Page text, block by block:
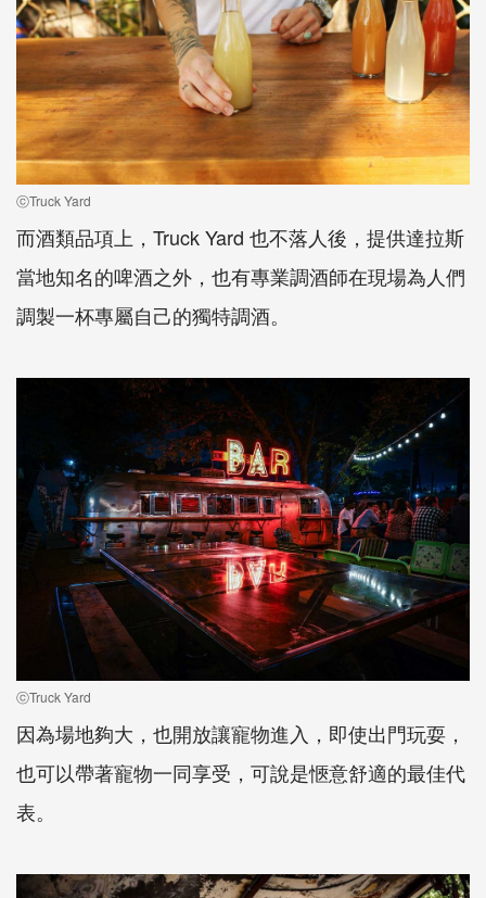
ⓒTruck Yard
而酒類品項上，Truck Yard 也不落人後，提供達拉斯
當地知名的啤酒之外，也有專業調酒師在現場為人們
調製一杯專屬自己的獨特調酒。
ⓒTruck Yard
因為場地夠大，也開放讓寵物進入，即使出門玩耍，
也可以帶著寵物一同享受，可說是愜意舒適的最佳代
表。